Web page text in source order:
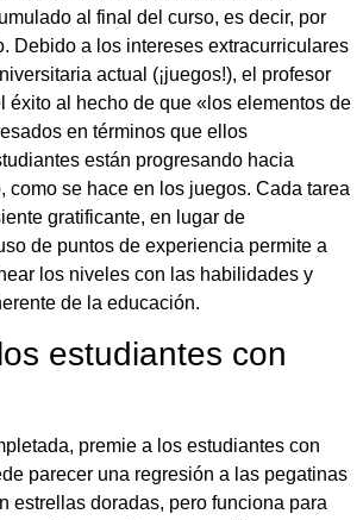
al final del curso, es decir, por
Debido a los intereses extracurriculares
actual (¡juegos!), el profesor
éxito al hecho de que «los elementos de
en términos que ellos
están progresando hacia
como se hace en los juegos. Cada tarea
gratificante, en lugar de
de puntos de experiencia permite a
los niveles con las habilidades y
de la educación.
estudiantes con
premie a los estudiantes con
parecer una regresión a las pegatinas
estrellas doradas, pero funciona para